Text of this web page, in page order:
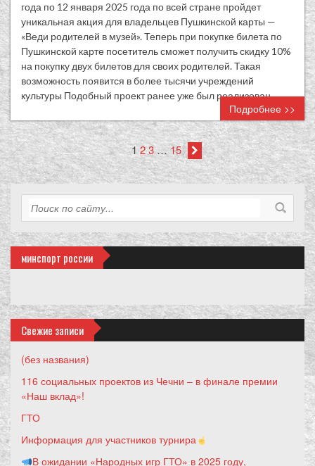
года по 12 января 2025 года по всей стране пройдет
уникальная акция для владельцев Пушкинской карты —
«Веди родителей в музей». Теперь при покупке билета по
Пушкинской карте посетитель сможет получить скидку 10%
на покупку двух билетов для своих родителей. Такая
возможность появится в более тысячи учреждений
культуры Подобный проект ранее уже был реализован…
Подробнее >>
1 23 …15
минспорт россии
Свежие записи
(без названия)
116 социальных проектов из Чечни – в финале премии
«Наш вклад»!
ГТО
Информация для участников турнира
В ожидании «Народных игр ГТО» в 2025 году,